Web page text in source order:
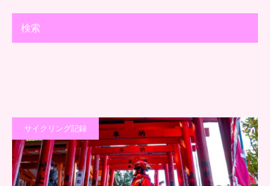
検索
サイクリング記録